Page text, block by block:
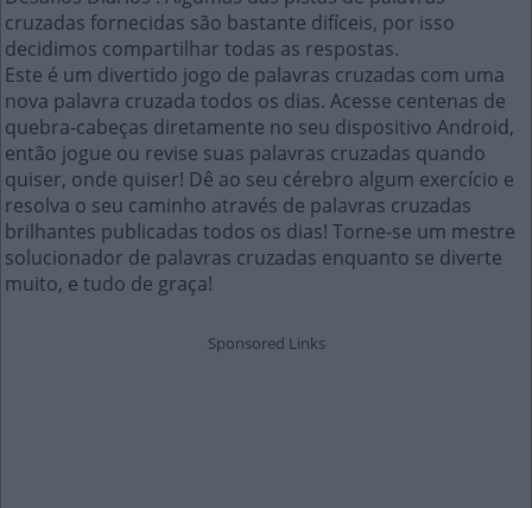
cruzadas fornecidas são bastante difíceis, por isso
decidimos compartilhar todas as respostas.
Este é um divertido jogo de palavras cruzadas com uma
nova palavra cruzada todos os dias. Acesse centenas de
quebra-cabeças diretamente no seu dispositivo Android,
então jogue ou revise suas palavras cruzadas quando
quiser, onde quiser! Dê ao seu cérebro algum exercício e
resolva o seu caminho através de palavras cruzadas
brilhantes publicadas todos os dias! Torne-se um mestre
solucionador de palavras cruzadas enquanto se diverte
muito, e tudo de graça!